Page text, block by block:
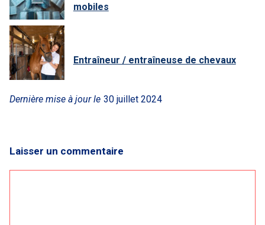
mobiles
Entraîneur / entraîneuse de chevaux
Dernière mise à jour le 30 juillet 2024
Laisser un commentaire